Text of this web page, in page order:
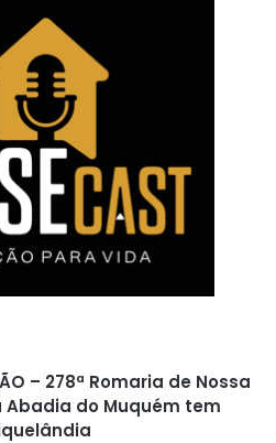
– 278ª Romaria de Nossa
Abadia do Muquém tem